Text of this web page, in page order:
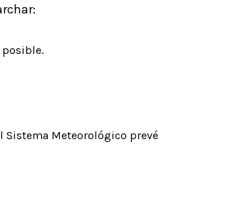
posible.
Sistema Meteorológico prevé